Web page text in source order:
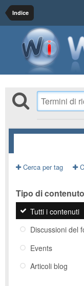
Indice
Cerca per tag
Tipo di contenuto
Tutti i contenuti
Discussioni del
Events
Articoli blog